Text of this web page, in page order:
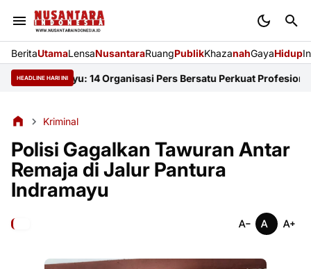
BeritaUtamaLensaNusantaraRuangPublikKhazanahGayaHidup
HEADLINE HARI INI
Indramayu: 14 Organisasi Pers Bersatu Perkuat Profesionalisme
Kriminal
Polisi Gagalkan Tawuran Antar
Remaja di Jalur Pantura
Indramayu